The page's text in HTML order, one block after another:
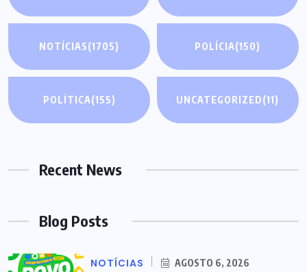
NOTÍCIAS(1705) POLÍCIA(150)
POLÍTICA(155) UNCATEGORIZED(11)
Recent News
Blog Posts
NOTÍCIAS AGOSTO 6, 2026